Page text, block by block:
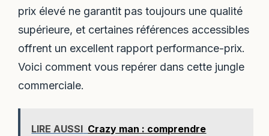
prix élevé ne garantit pas toujours une qualité
supérieure, et certaines références accessibles
offrent un excellent rapport performance-prix.
Voici comment vous repérer dans cette jungle
commerciale.
LIRE AUSSI Crazy man : comprendre